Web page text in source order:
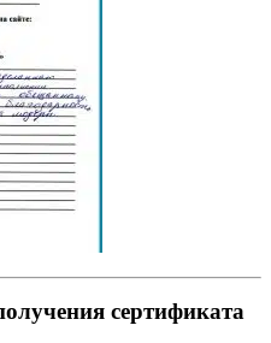
сертификата